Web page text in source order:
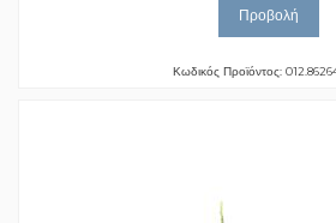
Προβολή
Κωδικός Προϊόντος: